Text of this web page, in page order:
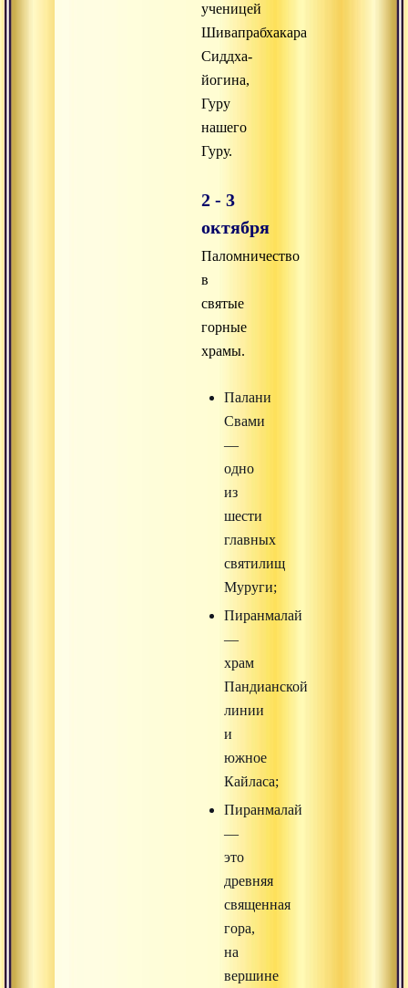
ученицей
Шивапрабхакара
Сиддха-
йогина,
Гуру
нашего
Гуру.
2 - 3
октября
Паломничество
в
святые
горные
храмы.
Палани
Свами
—
одно
из
шести
главных
святилищ
Муруги;
Пиранмалай
—
храм
Пандианской
линии
и
южное
Кайласа;
Пиранмалай
—
это
древняя
священная
гора,
на
вершине